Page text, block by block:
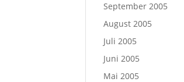
September 2005
August 2005
Juli 2005
Juni 2005
Mai 2005